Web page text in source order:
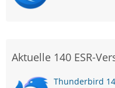
Aktuelle 140 ESR-
Thunderbird